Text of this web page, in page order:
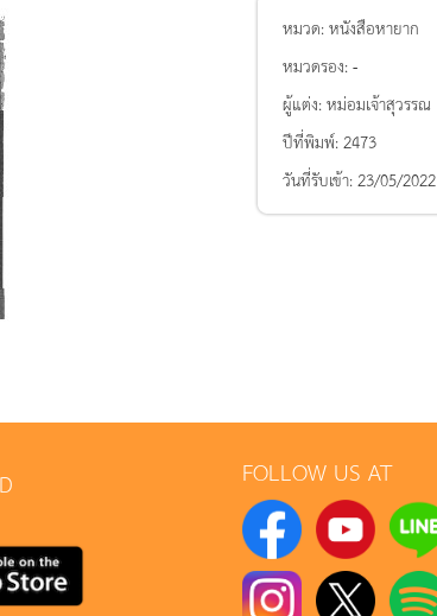
หมวด:หนังสือหายาก
หมวดรอง:-
ผู้แต่ง:หม่อมเจ้าสุวรรณ
ปีที่พิมพ์:2473
วันที่รับเข้า:23/05/2022
FOLLOW US AT